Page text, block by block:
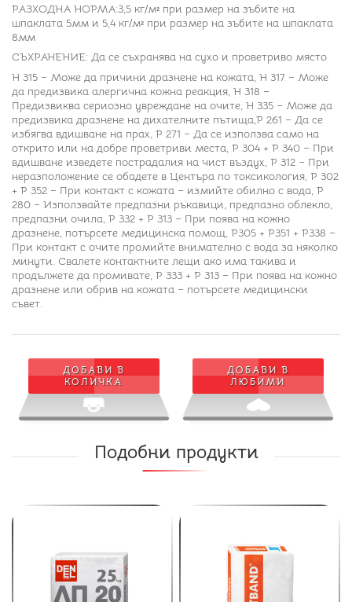
РАЗХОДНА НОРМА:3,5 кг/м² при размер на зъбите на
шпаклата 5мм и 5,4 кг/м² при размер на зъбите на шпаклата
8мм
СЪХРАНЕНИЕ: Да се съхранява на сухо и проветриво място
Н 315 – Може да причини дразнене на кожата, Н 317 – Може
да предизвика алергична кожна реакция, Н 318 –
Предизвиква сериозно увреждане на очите, Н 335 – Може да
предизвика дразнене на дихателните пътища,Р 261 – Да се
избягва вдишване на прах, Р 271 – Да се използва само на
открито или на добре проветриви места, Р 304 + Р 340 – При
вдишване изведете пострадалия на чист въздух, Р 312 – При
неразположение се обадете в Центъра по токсикология, Р 302
+ Р 352 – При контакт с кожата – измийте обилно с вода, Р
280 – Използвайте предпазни ръкавици, предпазно облекло,
предпазни очила, Р 332 + Р 313 – При поява на кожно
дразнене, потърсете медицинска помощ, Р305 + Р351 + Р338 –
При контакт с очите промийте внимателно с вода за няколко
минути. Свалете контактните лещи ако има такива и
продължете да промивате, Р 333 + Р 313 – При поява на кожно
дразнене или обрив на кожата – потърсете медицински
съвет.
ДОБАВИ В
КОЛИЧКА
ДОБАВИ В
ЛЮБИМИ
Подобни продукти